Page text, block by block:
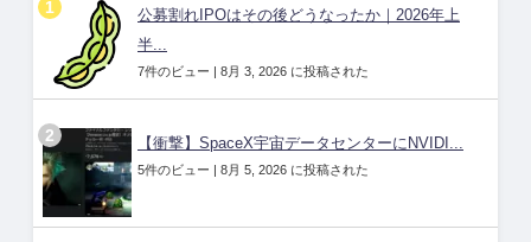
公募割れIPOはその後どうなったか｜2026年上
半...
7件のビュー | 8月 3, 2026 に投稿された
【衝撃】SpaceX宇宙データセンターにNVIDI...
5件のビュー | 8月 5, 2026 に投稿された